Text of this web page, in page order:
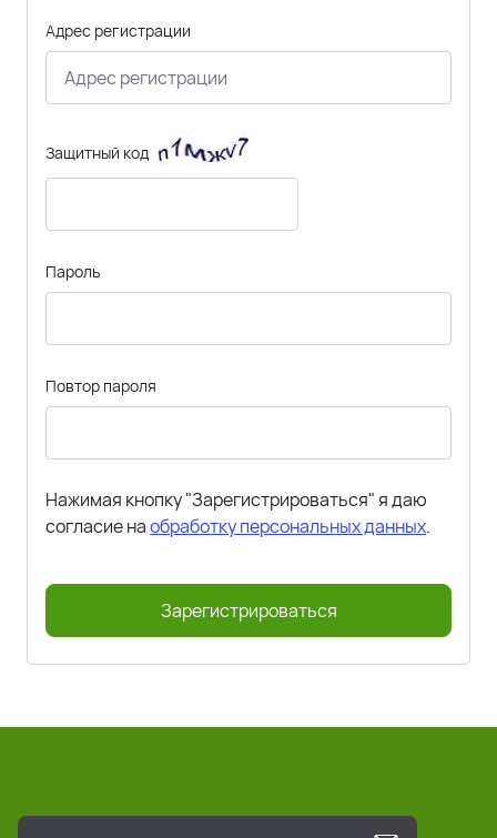
Адрес регистрации
Защитный код
Пароль
Повтор пароля
Нажимая кнопку "Зарегистрироваться" я даю
согласие наобработку персональных данных.
Зарегистрироваться